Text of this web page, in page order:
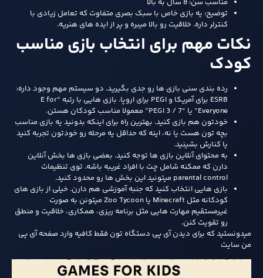
توضیح: یه بازی خاص با سبک بصری متفاوت که تعامل زیادی با
کنترلر داره. خلاقیت رو بالا میبره و پر از ایده‌ های هنریه.
نکات مهم برای انتخاب بازی مناسب
کودک
رده‌ بندی سنی بازی‌ ها رو جدی بگیرید. دو سیستم مهم وجود داره:
ESRB برای آمریکا و PEGI برای اروپا. بازی‌ هایی با رتبه “E for
Everyone” یا “PEGI 3 / 7” معمولا مناسب کودکان هستن.
خودتون هم بازی کنید. بهترین راه برای اینکه بدونید یه بازی مناسب
بچه‌ تون هست یا نه، اینه که حداقل یه مرحله‌ رو خودتون تجربه کنید
یا کنارش بشینید.
به محتوای آنلاین بازی‌ ها توجه کنید. بعضی بازی‌ ها بخش آنلاین
دارن که ممکنه شامل چت با افراد غریبه باشه. توی تنظیمات
parental control میتونید این بخش‌ ها رو محدود کنید.
بازی‌ هایی انتخاب کنید که جنبه آموزشی هم دارن. خیلی از بازی‌ های
کودکانه مثل Minecraft یا Zoo Tycoon میتونن به‌ صورت
غیرمستقیم مهارت‌ هایی مثل برنامه‌ ریزی، همکاری، خلاقیت و منطق
رو تقویت کنن.
میدونستید که برای دیدن آی پی دستگاه تون فقط کافیه وارد صفحه آی پی
من سایت